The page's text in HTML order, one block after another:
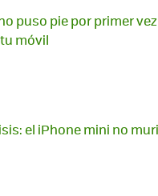
puso pie por primer
móvil
el iPhone mini no